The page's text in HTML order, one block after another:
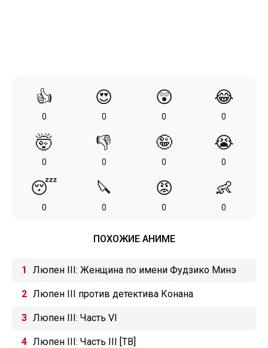
👍
0
😍
0
😲
0
😂
0
🤯
0
👎
0
🤪
0
😭
0
😴
0
🔪
0
😡
0
👶
0
ПОХОЖИЕ АНИМЕ
Люпен III: Женщина по имени Фудзико Минэ
Люпен III против детектива Конана
Люпен III: Часть VI
Люпен III: Часть III [ТВ]